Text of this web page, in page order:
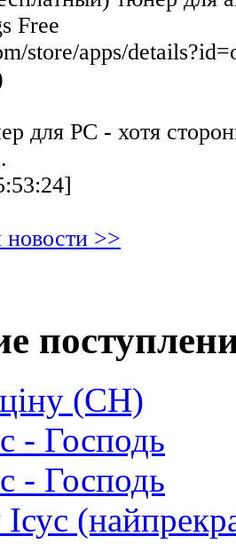
Free
store/apps/
для РС - хотя
новости >>
(СН)
- Господь
- Господь